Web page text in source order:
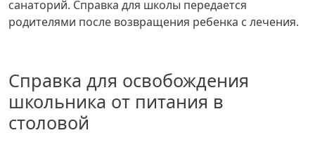
санаторий. Справка для школы передается
родителями после возвращения ребенка с лечения.
Справка для освобождения
школьника от питания в
столовой